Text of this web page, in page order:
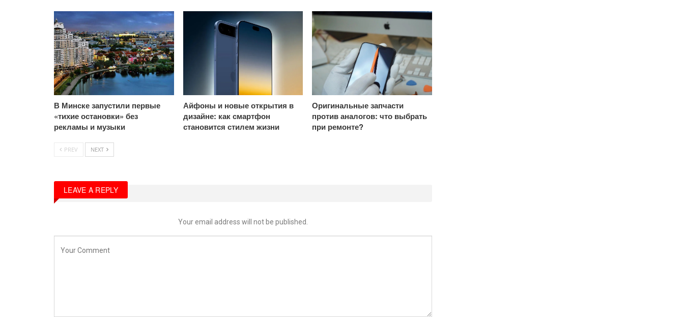
В Минске запустили первые
«тихие остановки» без
рекламы и музыки
Айфоны и новые открытия в
дизайне: как смартфон
становится стилем жизни
Оригинальные запчасти
против аналогов: что выбрать
при ремонте?
PREV NEXT
LEAVE A REPLY
Your email address will not be published.